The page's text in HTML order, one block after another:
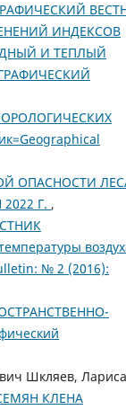
ИНДЕКСОВ
И ТЕПЛЫЙ
ОПАСНОСТИ
Г. ,
№ 2 (2016):
Шкляев, Лариса
КЛЕНА